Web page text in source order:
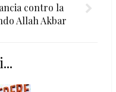
contro la
Allah Akbar